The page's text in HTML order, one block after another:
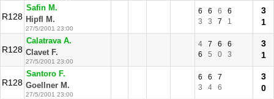
R128
Safin M.
Hipfl M.
27/5/2001 23:00
6 6 6
6
3
3 7 1
3
1
R128
Calatrava A.
Clavet F.
27/5/2001 23:00
4 7 6
6
6
5 0 3
3
1
R128
Santoro F.
Goellner M.
27/5/2001 23:00
6 6
7
3
4 6
3
0